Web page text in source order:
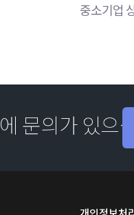
중소기업
에 문의가 있으